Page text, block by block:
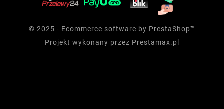
© 2025 - Ecommerce software by PrestaShop™
Projekt wykonany przez Prestamax.pl